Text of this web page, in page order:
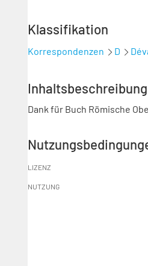
Klassifikation
Korrespondenzen D
Inhaltsbeschreibung
Dank für Buch Römische
LIZENZ
NUTZUNG